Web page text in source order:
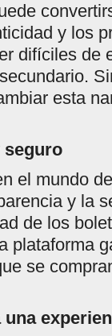
y los
difíciles de
esta
seguro
el mundo
y la
de los
plataforma
se